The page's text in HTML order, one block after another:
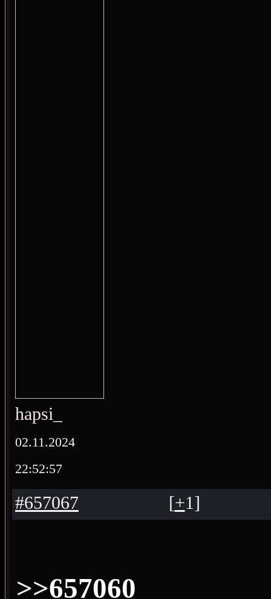
hapsi_
02.11.2024
22:52:57
#657067 [+1]
>>657060